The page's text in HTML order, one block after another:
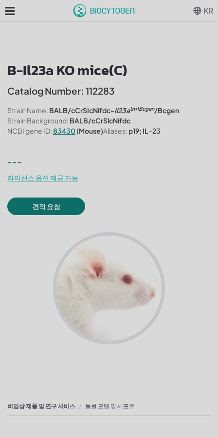
B-Il23a KO mice(C)
Catalog Number: 112283
Strain Name: BALB/cCrSIcNifdc-Il23atm1Bcgen/Bcgen
Strain Background: BALB/cCrSlcNifdc
NCBI gene ID:83430(Mouse)Aliases: p19; IL-23
---
라이선스 옵션 제공 가능
견적 요청
비임상 제품 및 연구 서비스 동물 모델 및 세포주
KR